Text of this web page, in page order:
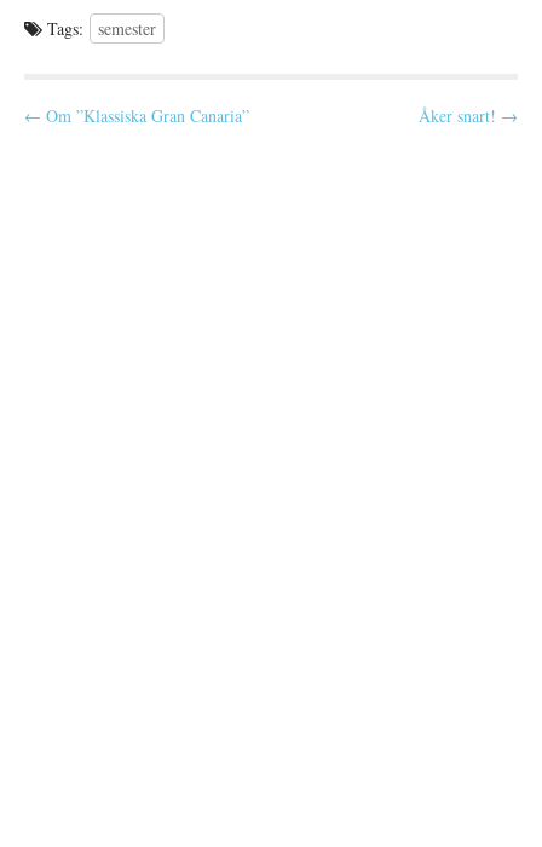
hoppa upp på mattes mage,…
Tags: semester
P
← Om ”Klassiska Gran Canaria” Åker snart! →